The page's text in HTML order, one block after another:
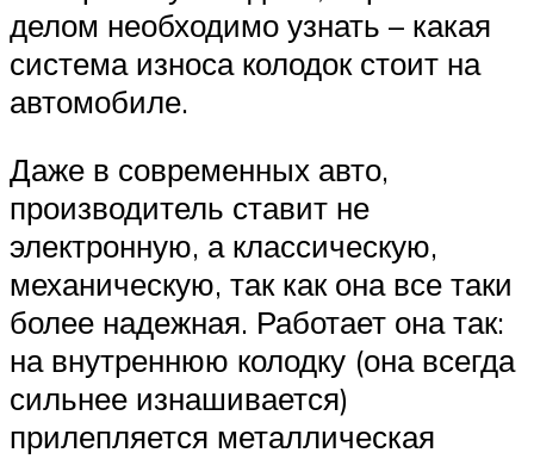
делом необходимо узнать – какая
система износа колодок стоит на
автомобиле.
Даже в современных авто,
производитель ставит не
электронную, а классическую,
механическую, так как она все таки
более надежная. Работает она так:
на внутреннюю колодку (она всегда
сильнее изнашивается)
прилепляется металлическая